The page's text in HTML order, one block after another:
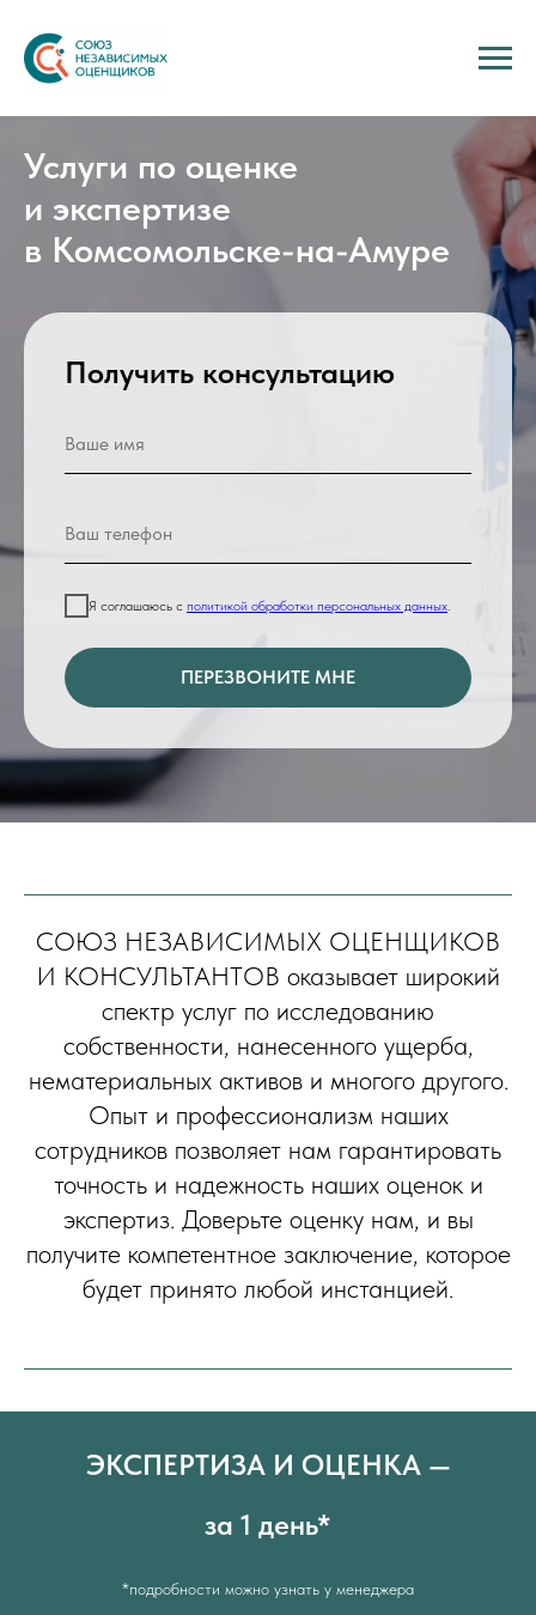
Услуги по оценке
и экспертизе
в Комсомольске-на-Амуре
Получить консультацию
Я соглашаюсь с политикой обработки персональных данных
ПЕРЕЗВОНИТЕ МНЕ
СОЮЗ НЕЗАВИСИМЫХ ОЦЕНЩИКОВ
И КОНСУЛЬТАНТОВ оказывает широкий
спектр услуг по исследованию
собственности, нанесенного ущерба,
нематериальных активов и многого другого.
Опыт и профессионализм наших
сотрудников позволяет нам гарантировать
точность и надежность наших оценок и
экспертиз. Доверьте оценку нам, и вы
получите компетентное заключение, которое
будет принято любой инстанцией.
ЭКСПЕРТИЗА И ОЦЕНКА —
за 1 день*
*подробности можно узнать у менеджера